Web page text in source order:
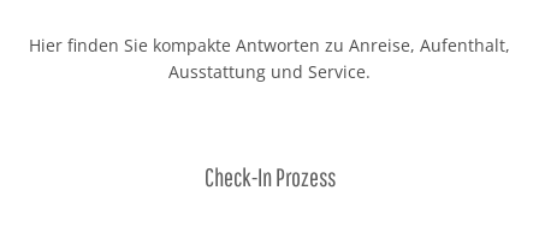
Hier finden Sie kompakte Antworten zu Anreise, Aufenthalt,
Ausstattung und Service.
Check-In Prozess